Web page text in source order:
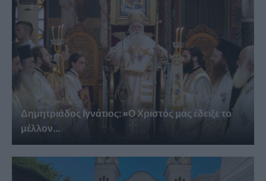
Δημητριάδος Ιγνάτιος: «Ο Χριστός μάς έδειξε το
μέλλον...